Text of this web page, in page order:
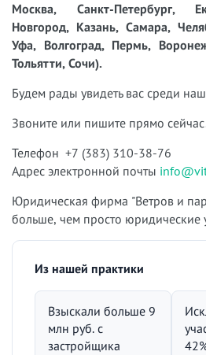
Москва, Санкт-Петербург,
Новгород, Казань, Самара,
Уфа, Волгоград, Пермь,
Тольятти, Сочи).
Будем рады увидеть вас среди
Звоните или пишите прямо
Телефон +7 (383) 310-38-76
Адрес электронной почты
Юридическая фирма "Ветров и
больше, чем просто юридические
Из нашей практики
Взыскали больше 9
млн руб. с
застройщика